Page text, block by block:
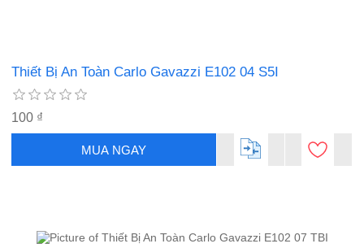
Thiết Bị An Toàn Carlo Gavazzi E102 04 S5I
100 ₫
MUA NGAY